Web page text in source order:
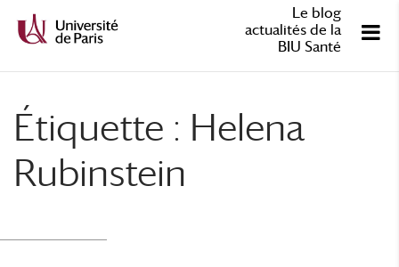
Le blog
actualités de la
BIU Santé
Étiquette : Helena
Rubinstein